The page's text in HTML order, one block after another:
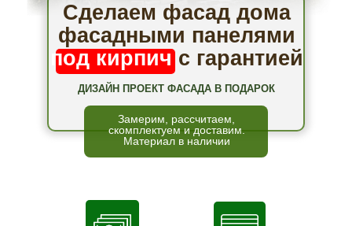
ДИЗАЙН ПРОЕКТ ФАСАДА В ПОДАРОК
Замерим, рассчитаем,
скомплектуем и доставим.
Материал в наличии
Сделаем фасад дома
фасадными панелями
под кирпичс гарантией